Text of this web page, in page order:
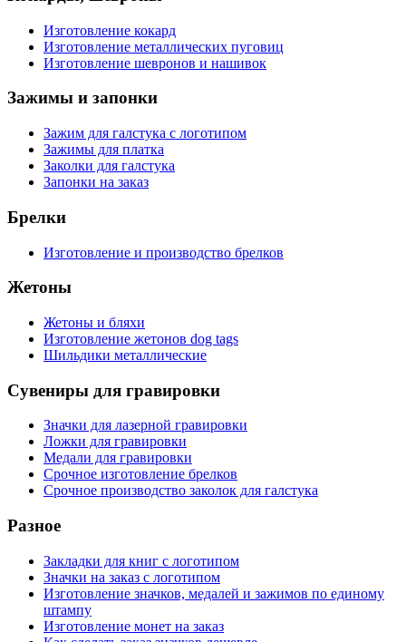
Изготовление кокард
Изготовление металлических пуговиц
Изготовление шевронов и нашивок
Зажимы и запонки
Зажим для галстука с логотипом
Зажимы для платка
Заколки для галстука
Запонки на заказ
Брелки
Изготовление и производство брелков
Жетоны
Жетоны и бляхи
Изготовление жетонов dog tags
Шильдики металлические
Сувениры для гравировки
Значки для лазерной гравировки
Ложки для гравировки
Медали для гравировки
Срочное изготовление брелков
Срочное производство заколок для галстука
Разное
Закладки для книг с логотипом
Значки на заказ с логотипом
Изготовление значков, медалей и зажимов по единому
штампу
Изготовление монет на заказ